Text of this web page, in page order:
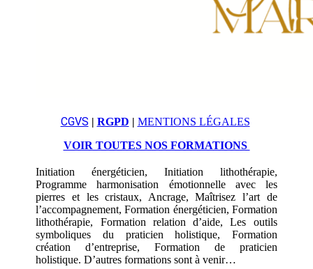
CGVS | RGPD | MENTIONS LÉGALES
VOIR TOUTES NOS FORMATIONS
Initiation énergéticien, Initiation lithothérapie,
Programme harmonisation émotionnelle avec les
pierres et les cristaux, Ancrage, Maîtrisez l’art de
l’accompagnement, Formation énergéticien, Formation
lithothérapie, Formation relation d’aide, Les outils
symboliques du praticien holistique, Formation
création d’entreprise, Formation de praticien
holistique. D’autres formations sont à venir…